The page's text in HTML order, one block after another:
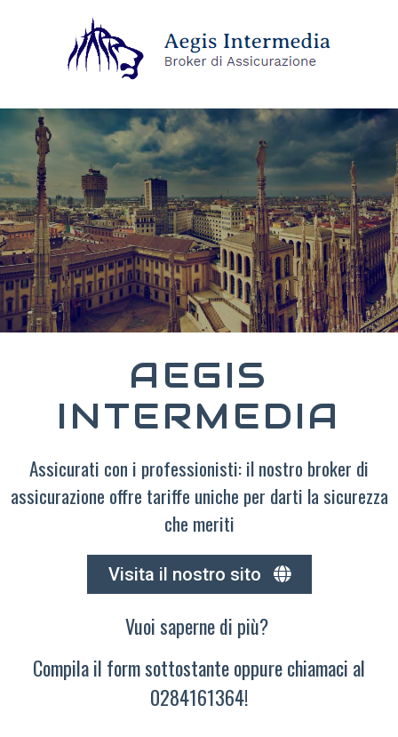
AEGIS
INTERMEDIA
Assicurati con i professionisti: il nostro broker di
assicurazione offre tariffe uniche per darti la sicurezza
che meriti
Visita il nostro sito
Vuoi saperne di più?
Compila il form sottostante oppure chiamaci al
0284161364!